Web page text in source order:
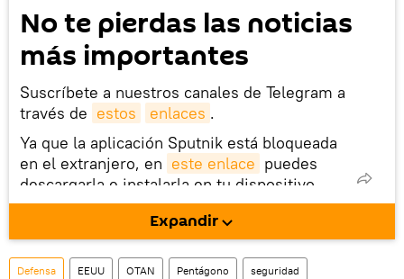
No te pierdas las noticias
más importantes
Suscríbete a nuestros canales de Telegram a
través de estos enlaces .
Ya que la aplicación Sputnik está bloqueada
en el extranjero, en este enlace puedes
descargarla e instalarla en tu dispositivo
móvil (¡solo para Android!).
También tenemos una cuenta en la red
social rusa VK .
Expandir
Defensa EEUU OTAN Pentágono seguridad